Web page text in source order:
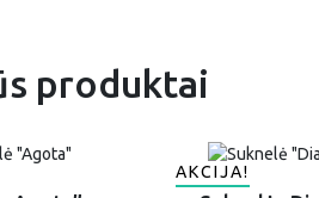
produktai
AKCIJA!